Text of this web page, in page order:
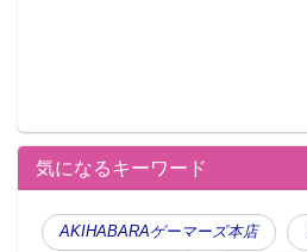
気になるキーワード
AKIHABARAゲーマーズ本店